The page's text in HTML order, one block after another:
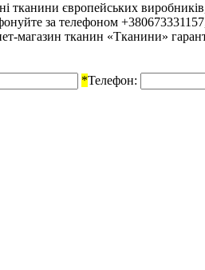
європейських
за телефоном
тканин «Тканини»
*Телефон: